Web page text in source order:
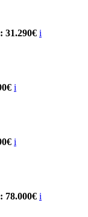
31.290€ i
i
i
78.000€ i